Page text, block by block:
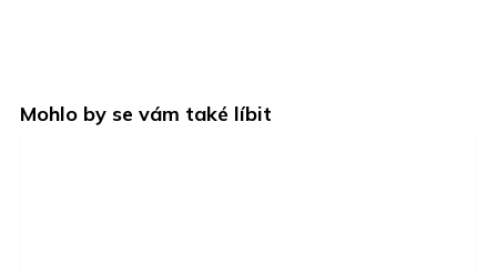
Mohlo by se vám také líbit